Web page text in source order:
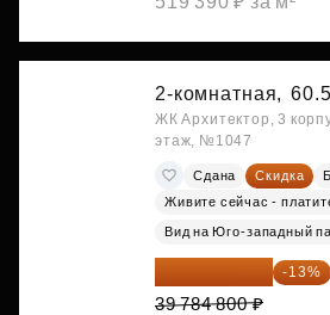
2-комнатная,
ЖК Архитектор, 3
этаж, №1047
Сдана Скидка
Живите сейчас -
Вид на Юго-западный
34 612 776 ₽ -13%
39 784 800 ₽